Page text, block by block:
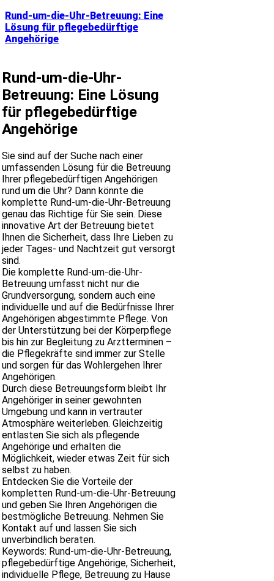
Rund-um-die-Uhr-Betreuung: Eine
Lösung für pflegebedürftige
Angehörige
Rund-um-die-Uhr-
Betreuung: Eine Lösung
für pflegebedürftige
Angehörige
Sie sind auf der Suche nach einer
umfassenden Lösung für die Betreuung
Ihrer pflegebedürftigen Angehörigen
rund um die Uhr? Dann könnte die
komplette Rund-um-die-Uhr-Betreuung
genau das Richtige für Sie sein. Diese
innovative Art der Betreuung bietet
Ihnen die Sicherheit, dass Ihre Lieben zu
jeder Tages- und Nachtzeit gut versorgt
sind.
Die komplette Rund-um-die-Uhr-
Betreuung umfasst nicht nur die
Grundversorgung, sondern auch eine
individuelle und auf die Bedürfnisse Ihrer
Angehörigen abgestimmte Pflege. Von
der Unterstützung bei der Körperpflege
bis hin zur Begleitung zu Arztterminen –
die Pflegekräfte sind immer zur Stelle
und sorgen für das Wohlergehen Ihrer
Angehörigen.
Durch diese Betreuungsform bleibt Ihr
Angehöriger in seiner gewohnten
Umgebung und kann in vertrauter
Atmosphäre weiterleben. Gleichzeitig
entlasten Sie sich als pflegende
Angehörige und erhalten die
Möglichkeit, wieder etwas Zeit für sich
selbst zu haben.
Entdecken Sie die Vorteile der
kompletten Rund-um-die-Uhr-Betreuung
und geben Sie Ihren Angehörigen die
bestmögliche Betreuung. Nehmen Sie
Kontakt auf und lassen Sie sich
unverbindlich beraten.
Keywords: Rund-um-die-Uhr-Betreuung,
pflegebedürftige Angehörige, Sicherheit,
individuelle Pflege, Betreuung zu Hause